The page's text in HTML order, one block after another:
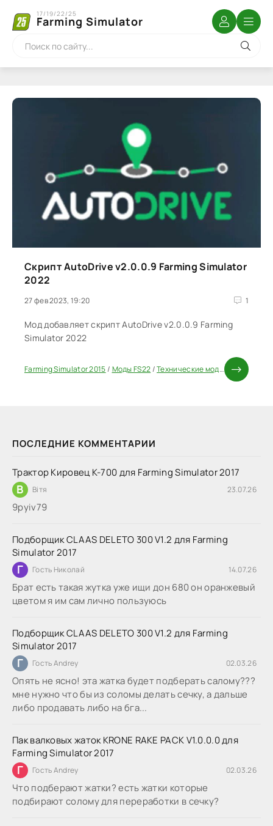
Farming Simulator
17/19/22/25
ПОСЛЕДНИЕ КОММЕНТАРИИ
Трактор Кировец К-700 для Farming Simulator 2017
В Вітя 23.07.26
9руіv79
Подборщик CLAAS DELETO 300 V1.2 для Farming
Simulator 2017
Г Гость Николай 14.07.26
Брат есть такая жутка уже ищи дон 680 он оранжевый
цветом я им сам лично пользуюсь
Подборщик CLAAS DELETO 300 V1.2 для Farming
Simulator 2017
Г Гость Andrey 02.03.26
Опять не ясно! эта жатка будет подберать салому???
мне нужно что бы из соломы делать сечку, а дальше
либо продавать либо на бга...
Пак валковых жаток KRONE RAKE PACK V1.0.0.0 для
Farming Simulator 2017
Г Гость Andrey 02.03.26
Что подберают жатки? есть жатки которые
подбирают солому для переработки в сечку?
Скрипт AutoDrive v2.0.0.9 Farming Simulator
2022
27 фев 2023, 19:20 1
Мод добавляет скрипт AutoDrive v2.0.0.9 Farming
Simulator 2022
Farming Simulator 2015/ Моды FS22/Технические моды FS22